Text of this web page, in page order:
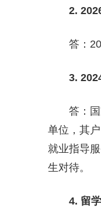
2. 202
答：
3. 202
答：国家
单位，其
就业指导
生对待。
4. 留